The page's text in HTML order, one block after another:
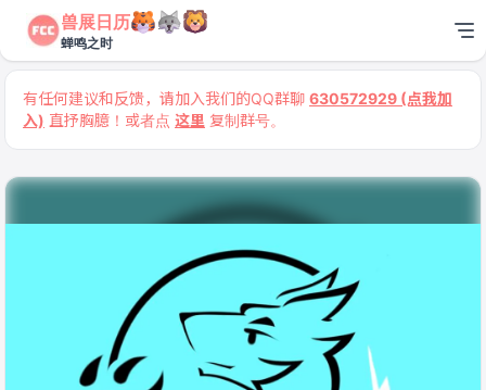
兽展日历
蝉鸣之时
有任何建议和反馈，请加入我们的QQ群聊 630572929 (点我加
入) 直抒胸臆！或者点 这里 复制群号。